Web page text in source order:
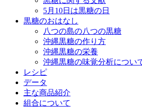
5月10日は黒糖の日
黒糖のおはなし
八つの島の八つの黒糖
沖縄黒糖の作り方
沖縄黒糖の栄養
沖縄黒糖の味覚分析につい
レシピ
データ
主な商品紹介
組合について